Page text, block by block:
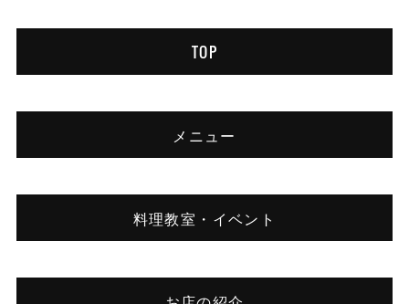
TOP
メニュー
料理教室・イベント